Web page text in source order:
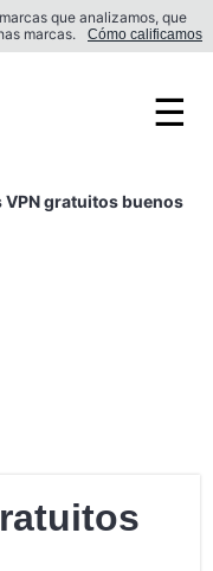
que analizamos, que
marcas.
Cómo calificamos
☰
VPN gratuitos buenos